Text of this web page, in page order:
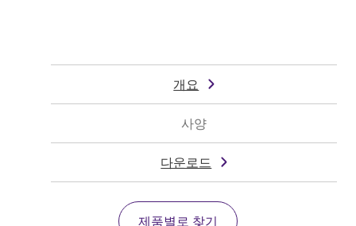
개요
사양
다운로드
제품별로 찾기